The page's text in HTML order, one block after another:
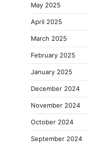
May 2025
April 2025
March 2025
February 2025
January 2025
December 2024
November 2024
October 2024
September 2024